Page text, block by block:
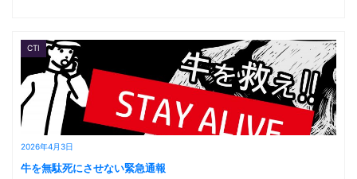
2026年4月3日
CTI
牛を無駄死にさせない緊急通報